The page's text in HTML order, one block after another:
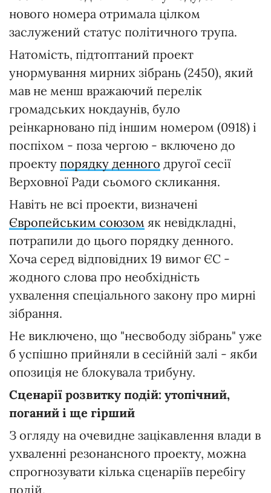
нового номера отримала цілком
заслужений статус політичного трупа.
Натомість, підтоптаний проект
унормування мирних зібрань (2450), який
мав не менш вражаючий перелік
громадських нокдаунів, було
реінкарновано під іншим номером (0918) і
поспіхом - поза чергою - включено до
проекту порядку денного другої сесії
Верховної Ради сьомого скликання.
Навіть не всі проекти, визначені
Європейським союзом як невідкладні,
потрапили до цього порядку денного.
Хоча серед відповідних 19 вимог ЄС -
жодного слова про необхідність
ухвалення спеціального закону про мирні
зібрання.
Не виключено, що "несвободу зібрань" уже
б успішно прийняли в сесійній залі - якби
опозиція не блокувала трибуну.
Сценарії розвитку подій: утопічний,
поганий і ще гірший
З огляду на очевидне зацікавлення влади в
ухваленні резонансного проекту, можна
спрогнозувати кілька сценаріїв перебігу
подій.